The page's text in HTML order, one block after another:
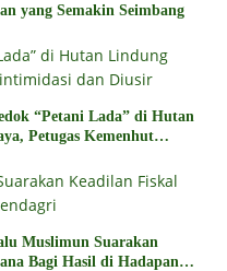
yang Semakin Seimbang
“Petani Lada” di Hutan
Petugas Kemenhut
Muslimun Suarakan
Bagi Hasil di Hadapan